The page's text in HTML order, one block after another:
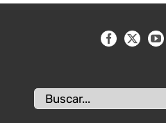
Buscar: